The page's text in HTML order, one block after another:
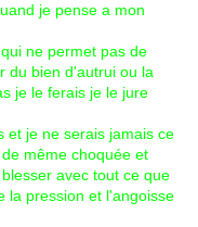
je pense a mon
ne permet pas de
du bien d'autrui ou la
je le ferais je le jure
et je ne serais jamais ce
même choquée et
avec tout ce que
la pression et l'angoisse